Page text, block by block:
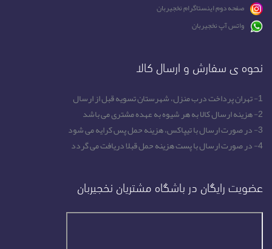
صفحه دوم اینستاگرام نخجیربان
واتس آپ نخجیربان
نحوه ی سفارش و ارسال کالا
1- تهران پرداخت درب منزل، شهرستان تسویه قبل از ارسال
2- هزینه ارسال کالا به هر شیوه به عهده مشتری می باشد
3- در صورت ارسال با تیپاکس، هزینه حمل پس کرایه می شود
4- در صورت ارسال با پست هزینه حمل قبلا دریافت می گردد
عضویت رایگان در باشگاه مشتریان نخجیربان